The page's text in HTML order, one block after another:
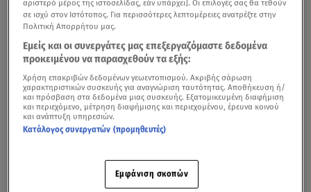
Ο Δανός ποδοσφαιριστήςΚρίστιαν Έρικσεν
αριστερό μέρος της ιστοσελίδας, εάν υπάρχει]. Οι επιλογές σας θα τεθούν
σε ισχύ στον Ιστότοπος. Για περισσότερες λεπτομέρειες ανατρέξτε στην
Πολιτική Απορρήτου μας.
Εμείς και οι συνεργάτες μας επεξεργαζόμαστε δεδομένα
προκειμένου να παρασχεθούν τα εξής:
Χρήση επακριβών δεδομένων γεωεντοπισμού. Ακριβής σάρωση
χαρακτηριστικών συσκευής για αναγνώριση ταυτότητας. Αποθήκευση ή/
και πρόσβαση στα δεδομένα μιας συσκευής. Εξατομικευμένη διαφήμιση
και περιεχόμενο, μέτρηση διαφήμισης και περιεχομένου, έρευνα κοινού
και ανάπτυξη υπηρεσιών.
Κατάλογος συνεργατών (προμηθευτές)
Εμφάνιση σκοπών